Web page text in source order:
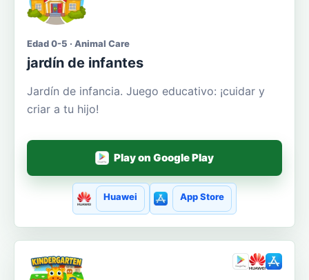
Edad 0-5 · Animal Care
jardín de infantes
Jardín de infancia. Juego educativo: ¡cuidar y
criar a tu hijo!
Play on Google Play
Huawei App Store